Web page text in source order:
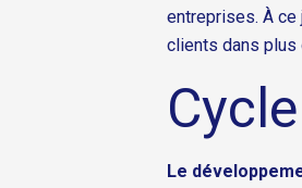
entreprises. À ce
clients dans plus
Le